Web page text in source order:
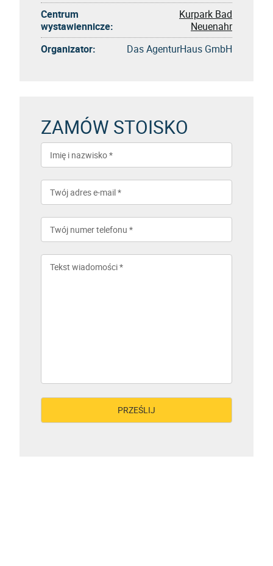
Centrum
wystawiennicze:
Kurpark Bad
Neuenahr
Organizator:
Das AgenturHaus GmbH
ZAMÓW STOISKO